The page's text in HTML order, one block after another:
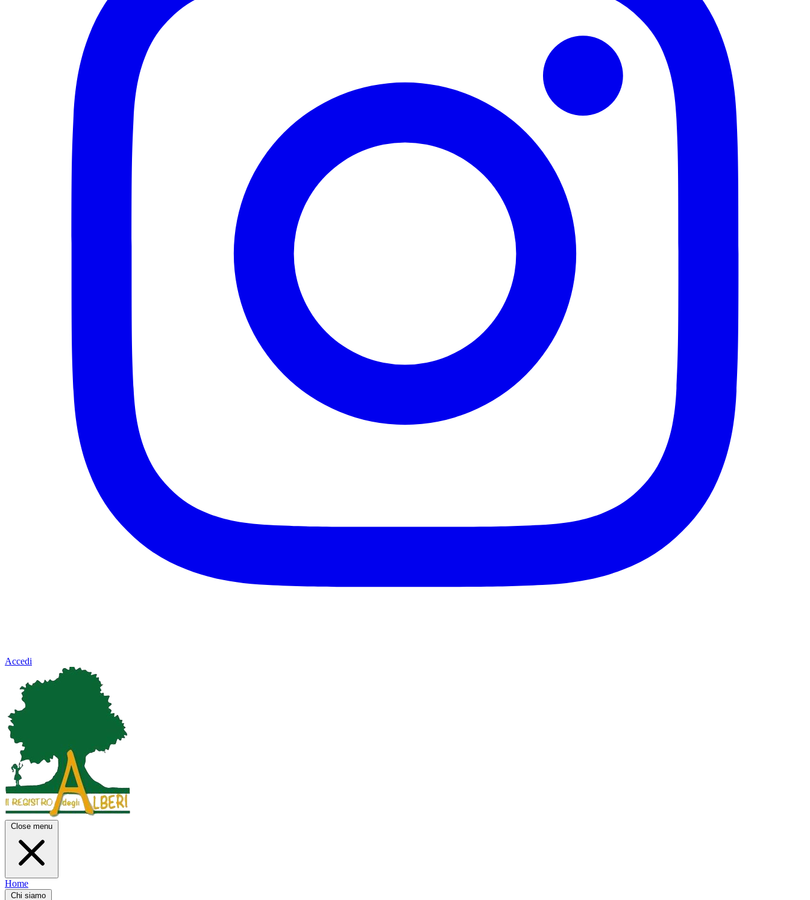
Accedi
Close menu
Home
Chi siamo